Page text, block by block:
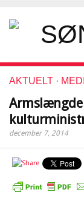
AKTUELT ·
Armslængde
december 7, 2014